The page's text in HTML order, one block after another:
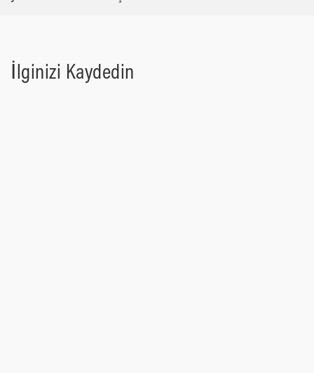
İlginizi Kaydedin